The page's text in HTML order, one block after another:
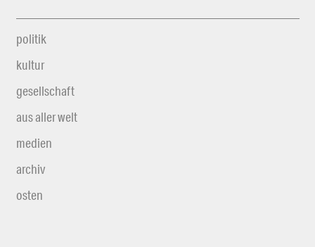
politik
kultur
gesellschaft
aus aller welt
medien
archiv
osten